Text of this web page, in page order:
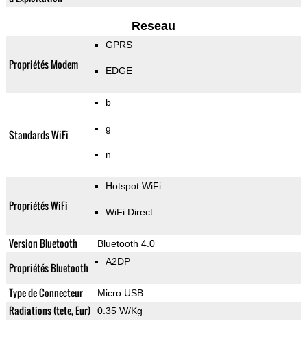
Reseau
Propriétés Modem
GPRS
EDGE
Standards WiFi
b
g
n
Propriétés WiFi
Hotspot WiFi
WiFi Direct
Version Bluetooth Bluetooth 4.0
Propriétés Bluetooth A2DP
Type de Connecteur Micro USB
Radiations (tete, Eur) 0.35 W/Kg